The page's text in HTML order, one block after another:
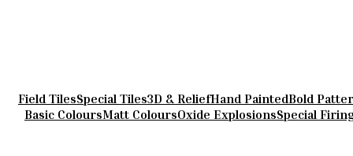
Field TilesSpecial Tiles3D & ReliefHand PaintedBold
Basic ColoursMatt ColoursOxide ExplosionsSpecial Firing